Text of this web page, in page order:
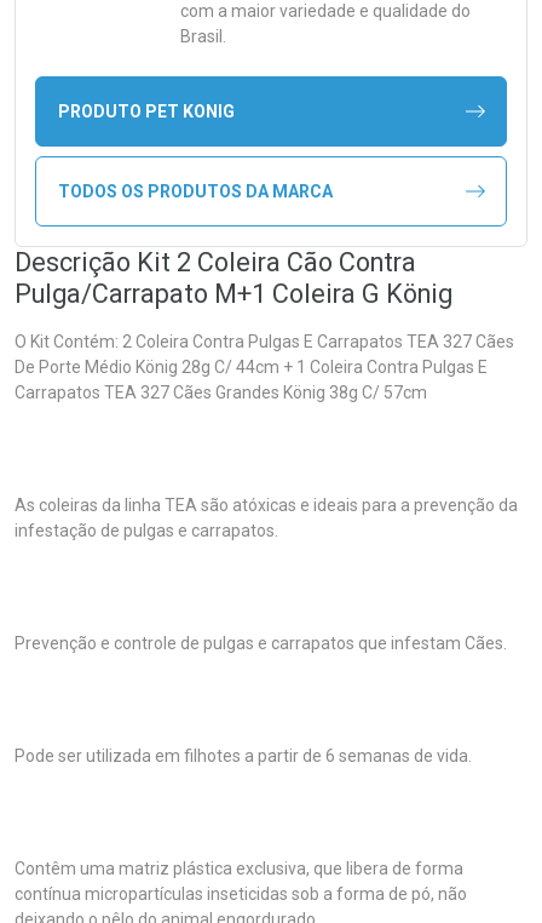
com a maior variedade e qualidade do
Brasil.
PRODUTO PET KONIG
TODOS OS PRODUTOS DA MARCA
Descrição Kit 2 Coleira Cão Contra
Pulga/Carrapato M+1 Coleira G König
O Kit Contém: 2 Coleira Contra Pulgas E Carrapatos TEA 327 Cães
De Porte Médio König 28g C/ 44cm + 1 Coleira Contra Pulgas E
Carrapatos TEA 327 Cães Grandes König 38g C/ 57cm
As coleiras da linha TEA são atóxicas e ideais para a prevenção da
infestação de pulgas e carrapatos.
Prevenção e controle de pulgas e carrapatos que infestam Cães.
Pode ser utilizada em filhotes a partir de 6 semanas de vida.
Contêm uma matriz plástica exclusiva, que libera de forma
contínua micropartículas inseticidas sob a forma de pó, não